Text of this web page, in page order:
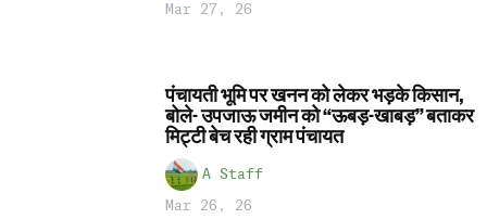
Mar 27, 26
पंचायती भूमि पर खनन को लेकर भड़के किसान,
बोले- उपजाऊ जमीन को “ऊबड़-खाबड़” बताकर
मिट्टी बेच रही ग्राम पंचायत
A Staff
Mar 26, 26